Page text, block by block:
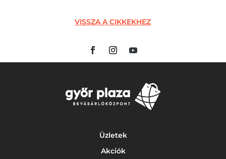
VISSZA A CIKKEKHEZ
Üzletek
Akciók